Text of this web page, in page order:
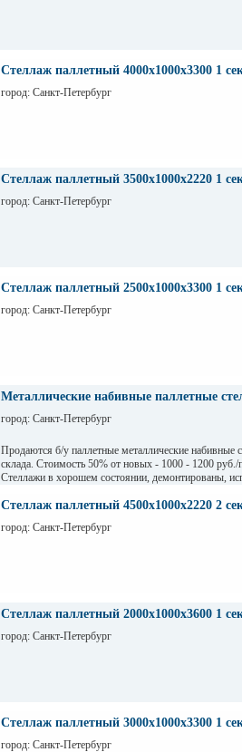
Стеллаж паллетный 4000х1000х3300 1
город: Санкт-Петербург
Стеллаж паллетный 3500х1000х2220 1
город: Санкт-Петербург
Стеллаж паллетный 2500х1000х3300 1
город: Санкт-Петербург
Металлические набивные паллетные
город: Санкт-Петербург
Продаются б/у паллетные металлические набивные
склада. Стоимость 50% от новых - 1000 - 1200 руб./
Стеллажи в хорошем состоянии, демонтированы,
СПб. Высота 7,5 м (4 паллеты), глубина 12,6 м (12
Стеллаж паллетный 4500х1000х2220 2
город: Санкт-Петербург
Стеллаж паллетный 2000х1000х3600 1
город: Санкт-Петербург
Стеллаж паллетный 3000х1000х3300 1
город: Санкт-Петербург